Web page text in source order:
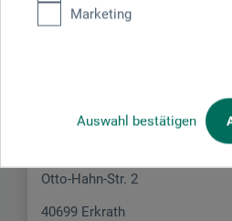
Marketing
Auswahl bestätigen
Tillverkarens
H. Schmincke & Co. GmbH &
Otto-Hahn-Str. 2
40699 Erkrath